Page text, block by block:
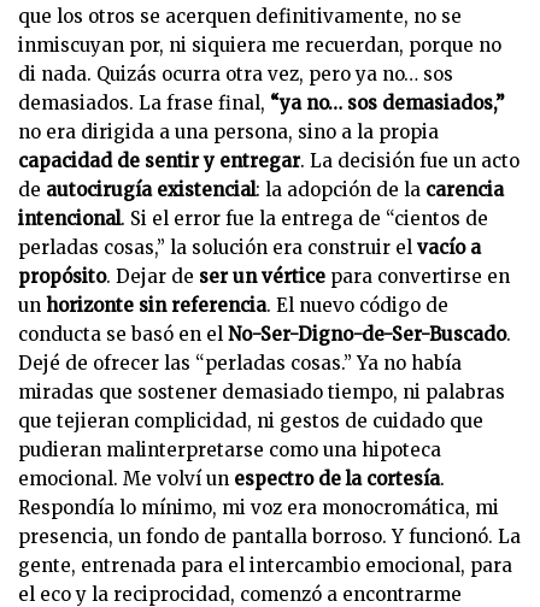
que los otros se acerquen definitivamente, no se
inmiscuyan por, ni siquiera me recuerdan, porque no
di nada. Quizás ocurra otra vez, pero ya no… sos
demasiados. La frase final, “ya no… sos demasiados,”
no era dirigida a una persona, sino a la propia
capacidad de sentir y entregar. La decisión fue un acto
de autocirugía existencial: la adopción de la carencia
intencional. Si el error fue la entrega de “cientos de
perladas cosas,” la solución era construir el vacío a
propósito. Dejar de ser un vértice para convertirse en
un horizonte sin referencia. El nuevo código de
conducta se basó en el No-Ser-Digno-de-Ser-Buscado.
Dejé de ofrecer las “perladas cosas.” Ya no había
miradas que sostener demasiado tiempo, ni palabras
que tejieran complicidad, ni gestos de cuidado que
pudieran malinterpretarse como una hipoteca
emocional. Me volví un espectro de la cortesía.
Respondía lo mínimo, mi voz era monocromática, mi
presencia, un fondo de pantalla borroso. Y funcionó. La
gente, entrenada para el intercambio emocional, para
el eco y la reciprocidad, comenzó a encontrarme